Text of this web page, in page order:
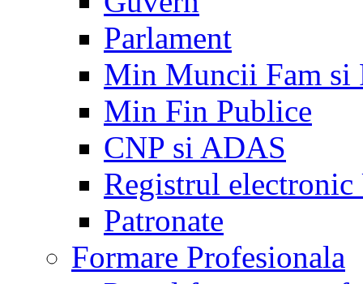
Parlament
Min Muncii Fam si
Min Fin Publice
CNP si ADAS
Registrul electronic
Patronate
Formare Profesionala